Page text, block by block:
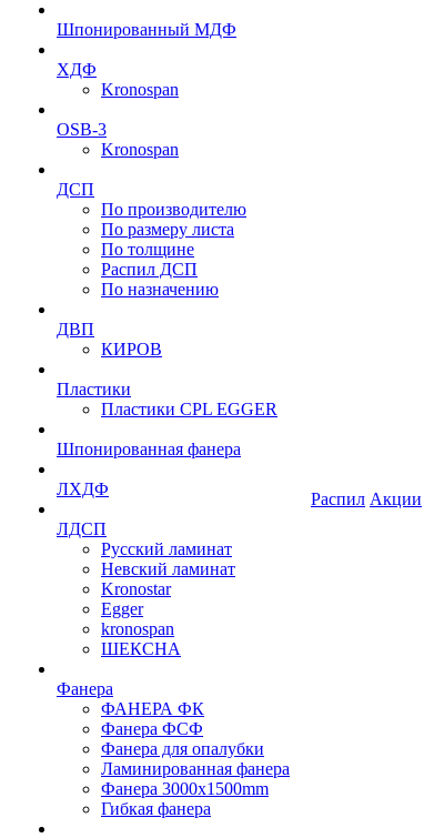
Шпонированный МДФ
ХДФ
Kronospan
OSB-3
Kronospan
ДСП
По производителю
По размеру листа
По толщине
Распил ДСП
По назначению
ДВП
КИРОВ
Пластики
Пластики CPL EGGER
Шпонированная фанера
ЛХДФ
ЛДСП
Русский ламинат
Невский ламинат
Kronostar
Egger
kronospan
ШЕКСНА
Фанера
ФАНЕРА ФК
Фанера ФСФ
Фанера для опалубки
Ламинированная фанера
Фанера 3000х1500mm
Гибкая фанера
Распил Акции